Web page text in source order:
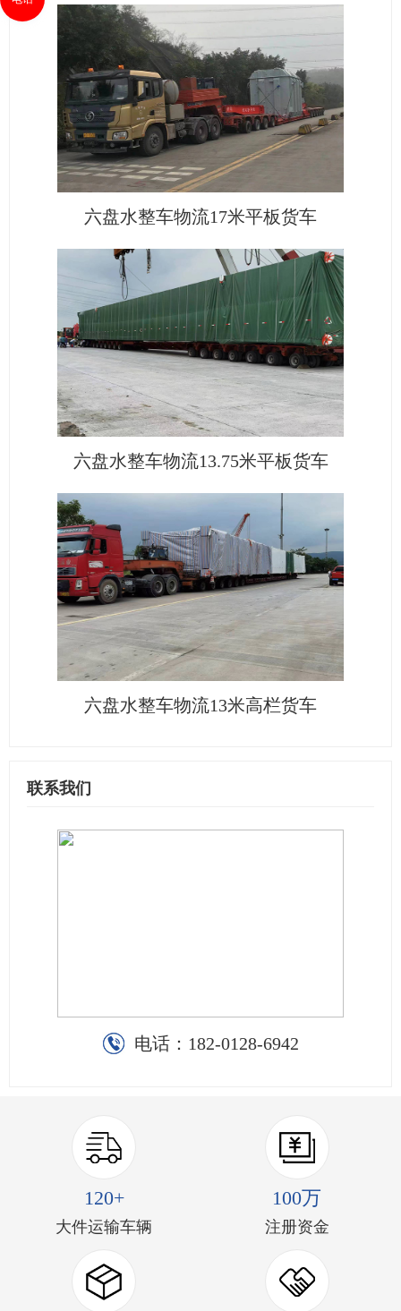
六盘水整车物流17米平板货车
六盘水整车物流13.75米平板货车
六盘水整车物流13米高栏货车
联系我们
电话： 182-0128-6942
120+
大件运输车辆
100万
注册资金